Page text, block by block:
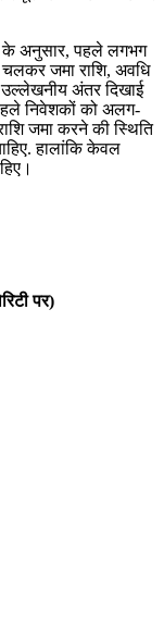
के अनुसार, पहले लगभग
जमा राशि, अवधि
अंतर दिखाई
निवेशकों को अलग-
जमा करने की स्थिति
हालांकि केवल
पर)